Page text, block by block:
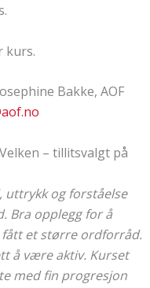
kurs.
Bakke, AOF
– tillitsvalgt på
og forståelse
Bra opplegg for å
et større ordforråd.
å være aktiv. Kurset
med fin progresjon